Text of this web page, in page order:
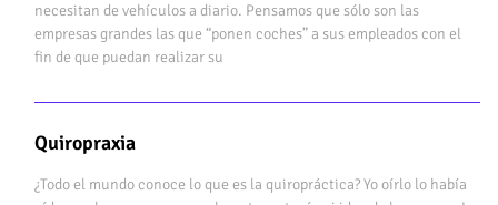
necesitan de vehículos a diario. Pensamos que sólo son las
empresas grandes las que “ponen coches” a sus empleados con el
fin de que puedan realizar su
Quiropraxia
¿Todo el mundo conoce lo que es la quiropráctica? Yo oírlo lo había